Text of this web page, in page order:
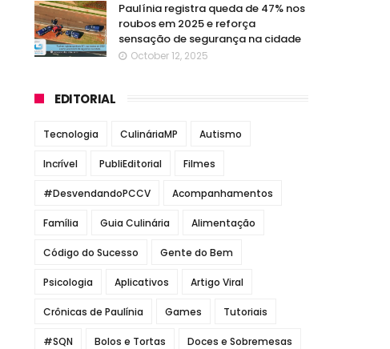
Paulínia registra queda de 47% nos
roubos em 2025 e reforça
sensação de segurança na cidade
October 12, 2025
EDITORIAL
Tecnologia CulináriaMP Autismo
Incrível PubliEditorial Filmes
#DesvendandoPCCV Acompanhamentos
Família Guia Culinária Alimentação
Código do Sucesso Gente do Bem
Psicologia Aplicativos Artigo Viral
Crônicas de Paulínia Games Tutoriais
#SQN Bolos e Tortas Doces e Sobremesas